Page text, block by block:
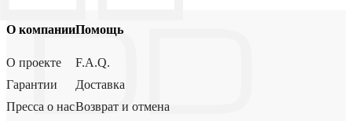
О компании
О проекте
Гарантии
Пресса о нас
Помощь
F.A.Q.
Доставка
Возврат и отмена